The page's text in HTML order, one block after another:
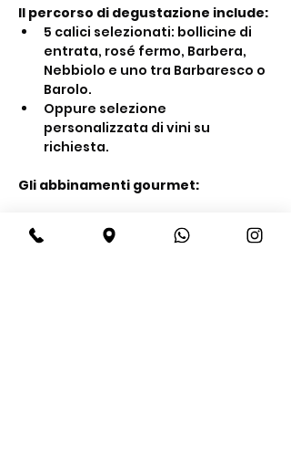
Il percorso di degustazione include:
5 calici selezionati: bollicine di
entrata, rosé fermo, Barbera,
Nebbiolo e uno tra Barbaresco o
Barolo.
Oppure selezione
personalizzata di vini su
richiesta.
Gli abbinamenti gourmet:
Mostra di più